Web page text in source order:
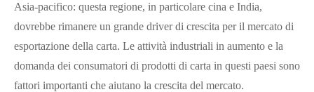
Asia-pacifico: questa regione, in particolare cina e India,
dovrebbe rimanere un grande driver di crescita per il mercato di
esportazione della carta. Le attività industriali in aumento e la
domanda dei consumatori di prodotti di carta in questi paesi sono
fattori importanti che aiutano la crescita del mercato.